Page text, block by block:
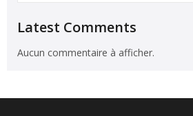
Latest Comments
Aucun commentaire à afficher.